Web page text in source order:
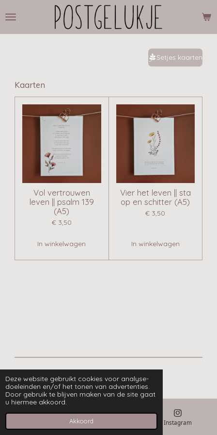
Deze website gebruikt cookies voor analyse-
doeleinden en/of het tonen van advertenties.
Door gebruik te blijven maken van de site gaat
u hiermee akkoord.
Akkoord
direct
Setjes kaarten
Kaarten
Vol vertrouwen
leven || psalm 139
(A5)
€ 3,50
In winkelwagen
Vier het leven || sta
op en schitter (A5)
€ 3,50
In winkelwagen
© 2020 - 2026 Postgelukje
Instagram